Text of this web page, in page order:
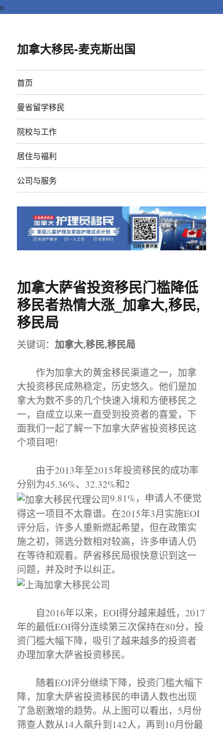
n
加拿大移民-麦克斯出国
首页
曼省留学移民
院校与工作
居住与福利
公司与服务
加拿大萨省投资移民门槛降低
移民者热情大涨_加拿大,移民,
移民局
关键词： 加拿大,移民,移民局
作为加拿大的黄金移民渠道之一，加拿
大投资移民成熟稳定，历史悠久。他们是加
拿大为数不多的几个快速入境和方便移民之
一，自成立以来一直受到投资者的喜爱，下
面我们一起了解一下加拿大萨省投资移民这
个项目吧!
由于2013年至2015年投资移民的成功率
分别为45.36%、32.32%和2
9.81%，申请人不便觉
得这一项目不太靠谱。在2015年3月实施EOI
评分后，许多人重新燃起希望，但在政策实
施之初，筛选分数相对较高，许多申请人仍
在等待和观看。萨省移民局很快意识到这一
问题，并及时予以纠正。
自2016年以来，EOI得分越来越低，2017
年的最低EOI得分连续第三次保持在80分，投
资门槛大幅下降，吸引了越来越多的投资者
办理加拿大萨省投资移民。
随着EOI评分继续下降，投资门槛大幅下
降，加拿大萨省投资移民的申请人数也出现
了急剧激增的趋势。从上图可以看出，5月份
筛查人数从14人飙升到142人，再到10月份最